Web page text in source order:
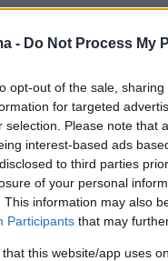
- Do Not Process My
opt-out of the sale,
for targeted
selection. Please note that
interest-based ads
to third parties
of your personal
This information may also
Participants that may
that this website/app uses
συγκρότημα θα
τοις πέντε
Γκάλαχερ
Ιρλανδία, τον
επιστρέψουν